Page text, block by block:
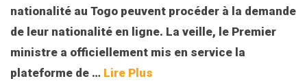
nationalité au Togo peuvent procéder à la demande
de leur nationalité en ligne. La veille, le Premier
ministre a officiellement mis en service la
plateforme de … Lire Plus